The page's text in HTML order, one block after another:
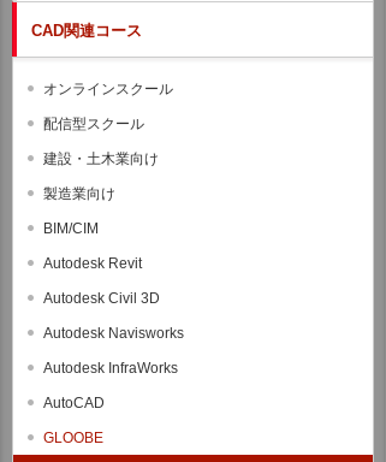
CAD関連コース
オンラインスクール
配信型スクール
建設・土木業向け
製造業向け
BIM/CIM
Autodesk Revit
Autodesk Civil 3D
Autodesk Navisworks
Autodesk InfraWorks
AutoCAD
GLOOBE